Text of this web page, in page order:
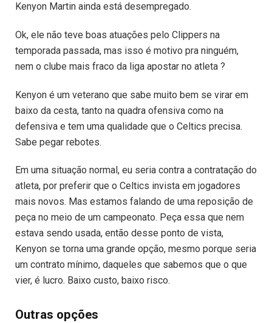
Kenyon Martin ainda está desempregado.
Ok, ele não teve boas atuações pelo Clippers na
temporada passada, mas isso é motivo pra ninguém,
nem o clube mais fraco da liga apostar no atleta ?
Kenyon é um veterano que sabe muito bem se virar em
baixo da cesta, tanto na quadra ofensiva como na
defensiva e tem uma qualidade que o Celtics precisa.
Sabe pegar rebotes.
Em uma situação normal, eu seria contra a contratação do
atleta, por preferir que o Celtics invista em jogadores
mais novos. Mas estamos falando de uma reposição de
peça no meio de um campeonato. Peça essa que nem
estava sendo usada, então desse ponto de vista,
Kenyon se torna uma grande opção, mesmo porque seria
um contrato mínimo, daqueles que sabemos que o que
vier, é lucro. Baixo custo, baixo risco.
Outras opções